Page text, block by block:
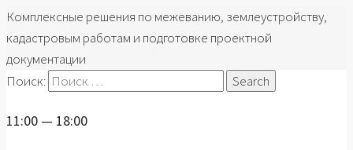
Комплексные решения по межеванию, землеустройству,
кадастровым работам и подготовке проектной
документации
Поиск:
11:00 — 18:00